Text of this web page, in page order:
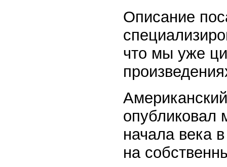
Описание
что мы уже
опубликовал
начала века
на